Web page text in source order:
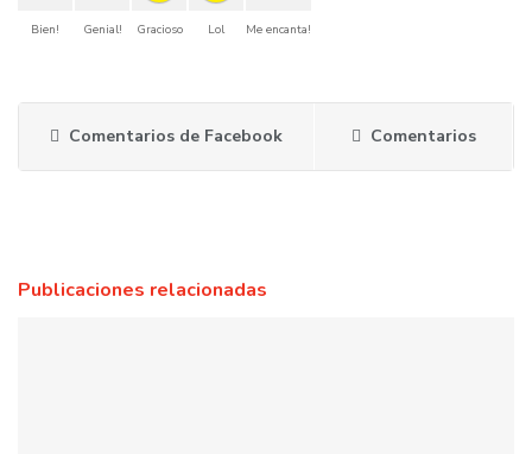
Bien! Genial! Gracioso Lol Me encanta!
Comentarios de Facebook Comentarios
Publicaciones relacionadas